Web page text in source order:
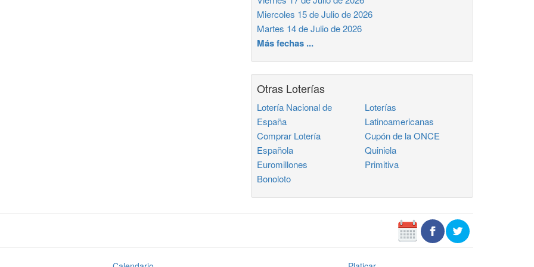
Miercoles 15 de Julio de 2026
Martes 14 de Julio de 2026
Más fechas ...
Otras Loterías
Lotería Nacional de
España
Comprar Lotería
Española
Euromillones
Bonoloto
Loterías
Latinoamericanas
Cupón de la ONCE
Quiniela
Primitiva